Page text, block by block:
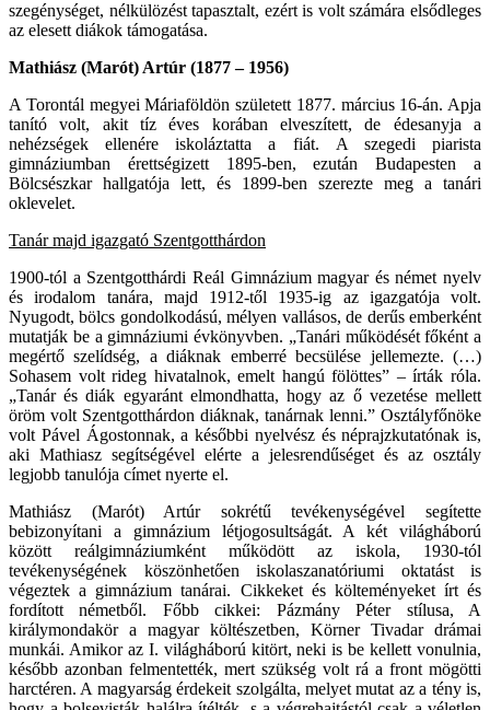
szegénységet, nélkülözést tapasztalt, ezért is volt számára elsődleges
az elesett diákok támogatása.
Mathiász (Marót) Artúr (1877 – 1956)
A Torontál megyei Máriaföldön született 1877. március 16-án. Apja
tanító volt, akit tíz éves korában elveszített, de édesanyja a
nehézségek ellenére iskoláztatta a fiát. A szegedi piarista
gimnáziumban érettségizett 1895-ben, ezután Budapesten a
Bölcsészkar hallgatója lett, és 1899-ben szerezte meg a tanári
oklevelet.
Tanár majd igazgató Szentgotthárdon
1900-tól a Szentgotthárdi Reál Gimnázium magyar és német nyelv
és irodalom tanára, majd 1912-től 1935-ig az igazgatója volt.
Nyugodt, bölcs gondolkodású, mélyen vallásos, de derűs emberként
mutatják be a gimnáziumi évkönyvben. „Tanári működését főként a
megértő szelídség, a diáknak emberré becsülése jellemezte. (…)
Sohasem volt rideg hivatalnok, emelt hangú fölöttes” – írták róla.
„Tanár és diák egyaránt elmondhatta, hogy az ő vezetése mellett
öröm volt Szentgotthárdon diáknak, tanárnak lenni.” Osztályfőnöke
volt Pável Ágostonnak, a későbbi nyelvész és néprajzkutatónak is,
aki Mathiasz segítségével elérte a jelesrendűséget és az osztály
legjobb tanulója címet nyerte el.
Mathiász (Marót) Artúr sokrétű tevékenységével segítette
bebizonyítani a gimnázium létjogosultságát. A két világháború
között reálgimnáziumként működött az iskola, 1930-tól
tevékenységének köszönhetően iskolaszanatóriumi oktatást is
végeztek a gimnázium tanárai. Cikkeket és költeményeket írt és
fordított németből. Főbb cikkei: Pázmány Péter stílusa, A
királymondakör a magyar költészetben, Körner Tivadar drámai
munkái. Amikor az I. világháború kitört, neki is be kellett vonulnia,
később azonban felmentették, mert szükség volt rá a front mögötti
harctéren. A magyarság érdekeit szolgálta, melyet mutat az a tény is,